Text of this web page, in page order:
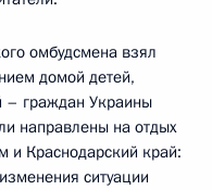
омбудсмена взял
домой детей,
– граждан Украины
направлены на отдых
и Краснодарский край:
ситуации